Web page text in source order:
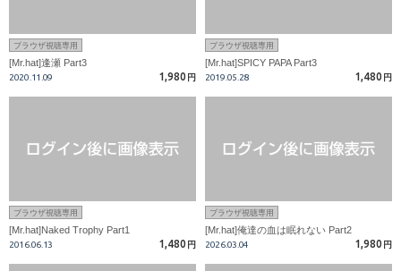
ブラウザ視聴専用
[Mr.hat]逢瀬 Part3
2020.11.09 1,980 円
ブラウザ視聴専用
[Mr.hat]SPICY PAPA Part3
2019.05.28 1,480 円
ブラウザ視聴専用
[Mr.hat]Naked Trophy Part1
2016.06.13 1,480 円
ブラウザ視聴専用
[Mr.hat]俺達の血は眠れない Part2
2026.03.04 1,980 円